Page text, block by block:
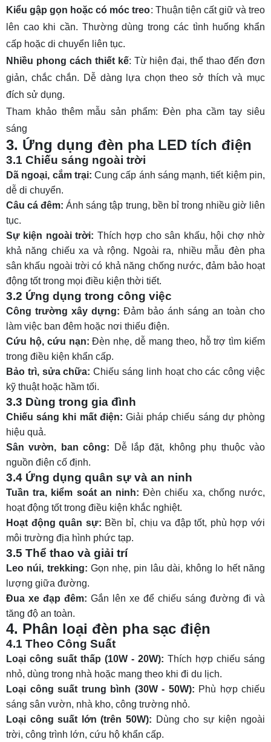
Kiểu gập gọn hoặc có móc treo: Thuận tiện cất giữ và treo
lên cao khi cần. Thường dùng trong các tình huống khẩn
cấp hoặc di chuyển liên tục.
Nhiều phong cách thiết kế: Từ hiện đại, thể thao đến đơn
giản, chắc chắn. Dễ dàng lựa chọn theo sở thích và mục
đích sử dụng.
Tham khảo thêm mẫu sản phẩm: Đèn pha cầm tay siêu
sáng
3. Ứng dụng đèn pha LED tích điện
3.1 Chiếu sáng ngoài trời
Dã ngoại, cắm trại: Cung cấp ánh sáng mạnh, tiết kiệm pin,
dễ di chuyển.
Câu cá đêm: Ánh sáng tập trung, bền bỉ trong nhiều giờ liên
tục.
Sự kiện ngoài trời: Thích hợp cho sân khấu, hội chợ nhờ
khả năng chiếu xa và rộng. Ngoài ra, nhiều mẫu đèn pha
sân khấu ngoài trời có khả năng chống nước, đảm bảo hoạt
động tốt trong mọi điều kiện thời tiết.
3.2 Ứng dụng trong công việc
Công trường xây dựng: Đảm bảo ánh sáng an toàn cho
làm việc ban đêm hoặc nơi thiếu điện.
Cứu hộ, cứu nạn: Đèn nhẹ, dễ mang theo, hỗ trợ tìm kiếm
trong điều kiện khẩn cấp.
Bảo trì, sửa chữa: Chiếu sáng linh hoạt cho các công việc
kỹ thuật hoặc hầm tối.
3.3 Dùng trong gia đình
Chiếu sáng khi mất điện: Giải pháp chiếu sáng dự phòng
hiệu quả.
Sân vườn, ban công: Dễ lắp đặt, không phụ thuộc vào
nguồn điện cố định.
3.4 Ứng dụng quân sự và an ninh
Tuần tra, kiểm soát an ninh: Đèn chiếu xa, chống nước,
hoạt động tốt trong điều kiện khắc nghiệt.
Hoạt động quân sự: Bền bỉ, chịu va đập tốt, phù hợp với
môi trường địa hình phức tạp.
3.5 Thể thao và giải trí
Leo núi, trekking: Gọn nhẹ, pin lâu dài, không lo hết năng
lượng giữa đường.
Đua xe đạp đêm: Gắn lên xe để chiếu sáng đường đi và
tăng độ an toàn.
4. Phân loại đèn pha sạc điện
4.1 Theo Công Suất
Loại công suất thấp (10W - 20W): Thích hợp chiếu sáng
nhỏ, dùng trong nhà hoặc mang theo khi đi du lịch.
Loại công suất trung bình (30W - 50W): Phù hợp chiếu
sáng sân vườn, nhà kho, công trường nhỏ.
Loại công suất lớn (trên 50W): Dùng cho sự kiện ngoài
trời, công trình lớn, cứu hộ khẩn cấp.